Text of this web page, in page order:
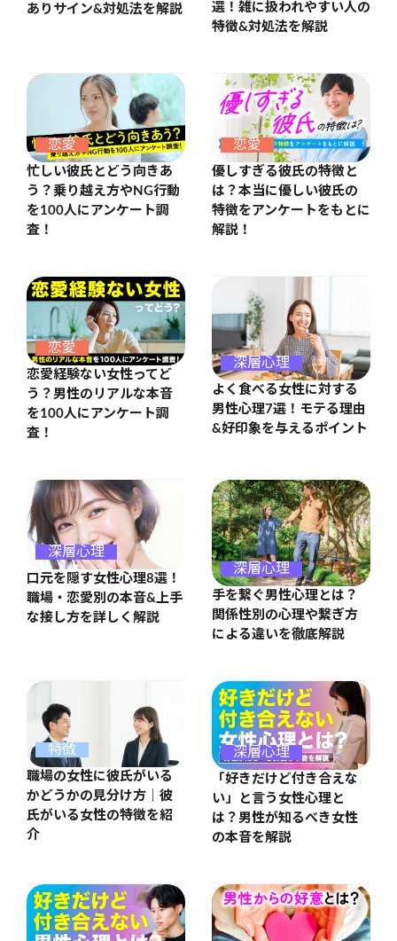
ありサイン&対処法を解説
選！雑に扱われやすい人の
特徴&対処法を解説
恋愛
忙しい彼氏とどう向きあ
う？乗り越え方やNG行動
を100人にアンケート調
査！
恋愛
優しすぎる彼氏の特徴と
は？本当に優しい彼氏の
特徴をアンケートをもとに
解説！
恋愛
恋愛経験ない女性ってど
う？男性のリアルな本音
を100人にアンケート調
査！
深層心理
よく食べる女性に対する
男性心理7選！モテる理由
&好印象を与えるポイント
深層心理
口元を隠す女性心理8選！
職場・恋愛別の本音&上手
な接し方を詳しく解説
深層心理
手を繋ぐ男性心理とは？
関係性別の心理や繋ぎ方
による違いを徹底解説
特徴
職場の女性に彼氏がいる
かどうかの見分け方｜彼
氏がいる女性の特徴を紹
介
深層心理
「好きだけど付き合えな
い」と言う女性心理と
は？男性が知るべき女性
の本音を解説